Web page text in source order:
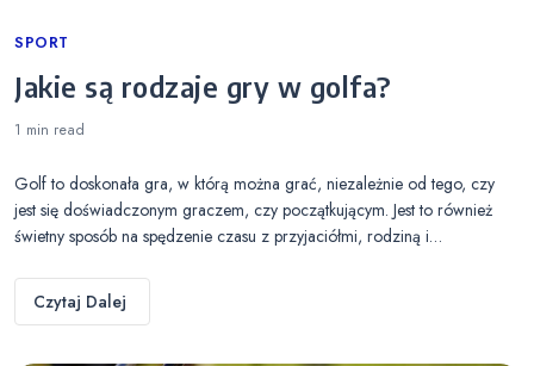
Categories
SPORT
Jakie są rodzaje gry w golfa?
1 min read
Golf to doskonała gra, w którą można grać, niezależnie od tego, czy
jest się doświadczonym graczem, czy początkującym. Jest to również
świetny sposób na spędzenie czasu z przyjaciółmi, rodziną i…
Czytaj Dalej